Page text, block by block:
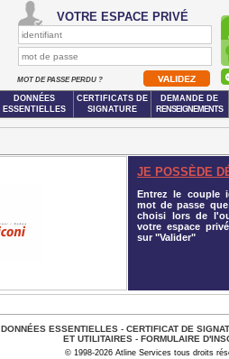
VOTRE ESPACE PRIVÉ
MOT DE PASSE PERDU ?
DONNÉES
ESSENTIELLES
CERTIFICATS DE
SIGNATURE
DEMANDE DE
RENSEIGNEMENTS
JE POSSÈDE
Entrez le couple
mot de passe
choisi lors de
votre espace
sur "Valider"
DONNÉES ESSENTIELLES- CERTIFICAT DE
ET UTILITAIRES - FORMULAIRE
© 1998-2026 Atline Services tous droits